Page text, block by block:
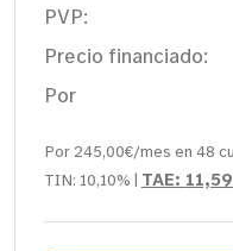
PVP:
Precio financiado:
Por
Por 245,00€/mes en 48
TIN: 10,10% | TAE: